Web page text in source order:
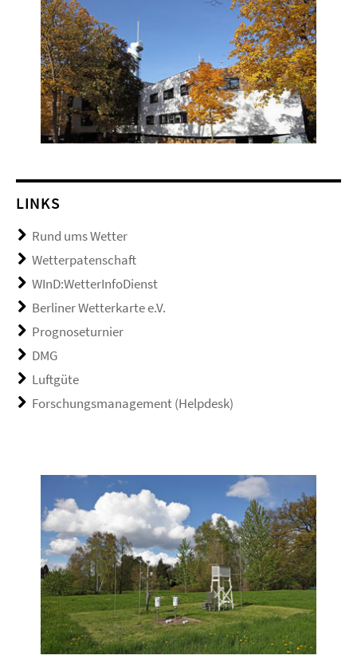
LINKS
Rund ums Wetter
Wetterpatenschaft
WInD:WetterInfoDienst
Berliner Wetterkarte e.V.
Prognoseturnier
DMG
Luftgüte
Forschungsmanagement (Helpdesk)